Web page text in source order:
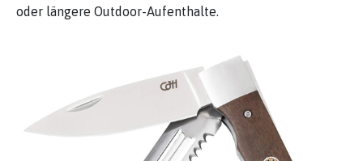
oder längere Outdoor-Aufenthalte.